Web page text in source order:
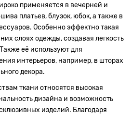
применяется в вечерней и
платьев, блузок, юбок, а также в
Особенно эффектно такая
слоях одежды, создавая легкость
её используют для
интерьеров, например, в шторах
декора.
ткани относятся высокая
дизайна и возможность
изделий. Благодаря